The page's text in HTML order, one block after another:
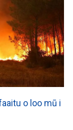
o loo mū i